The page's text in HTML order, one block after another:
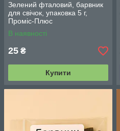
Зелений фталовий, барвник
для свічок, упаковка 5 г,
Проміс-Плюс
В наявності
25 ₴
Купити